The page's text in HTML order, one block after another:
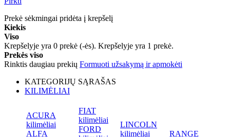
Prekė sėkmingai pridėta į krepšelį
Kiekis
Viso
Krepšelyje yra 0 prekė (-ės). Krepšelyje yra 1 prekė.
Prekės viso
Rinktis daugiau prekių Formuoti užsakymą ir apmokėti
KATEGORIJŲ SĄRAŠAS
KILIMĖLIAI
ACURA
kilimėliai
ALFA
FIAT
kilimėliai
FORD
LINCOLN
kilimėliai
RANGE